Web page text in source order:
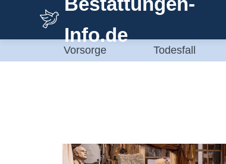
Info.de
Vorsorge Todesfall